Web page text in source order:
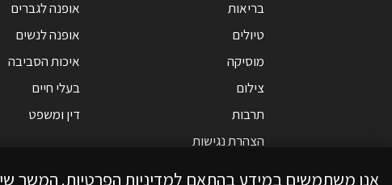
בריאות
טיולים
מוסיקה
צילום
תרבות
הצהרת נגישות
אופנה לגברים
אופנה לנשים
איכות הסביבה
בעלי חיים
דין ומשפט
אנו משתמשים במידע בהתאם למדיניות הפרטיות. המשך